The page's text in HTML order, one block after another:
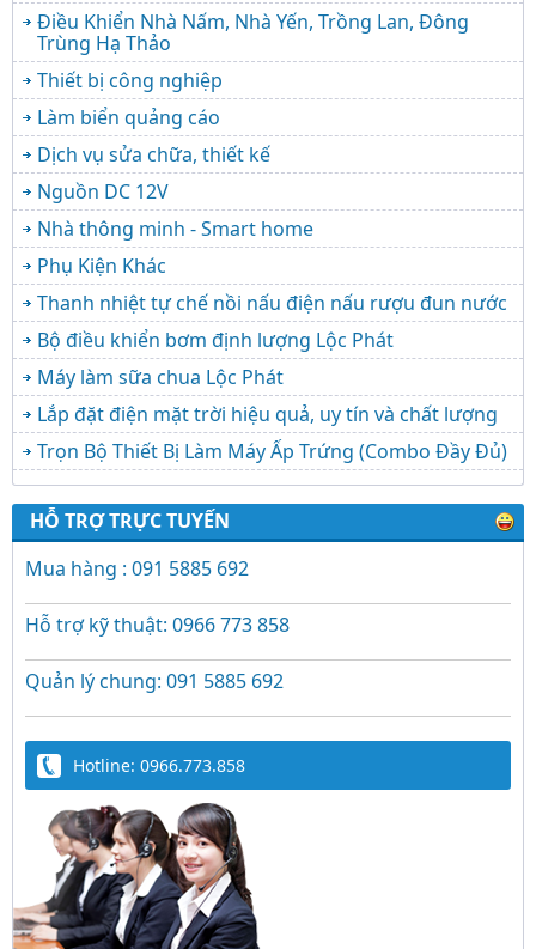
Điều Khiển Nhà Nấm, Nhà Yến, Trồng Lan, Đông
Trùng Hạ Thảo
Thiết bị công nghiệp
Làm biển quảng cáo
Dịch vụ sửa chữa, thiết kế
Nguồn DC 12V
Nhà thông minh - Smart home
Phụ Kiện Khác
Thanh nhiệt tự chế nồi nấu điện nấu rượu đun nước
Bộ điều khiển bơm định lượng Lộc Phát
Máy làm sữa chua Lộc Phát
Lắp đặt điện mặt trời hiệu quả, uy tín và chất lượng
Trọn Bộ Thiết Bị Làm Máy Ấp Trứng (Combo Đầy Đủ)
HỖ TRỢ TRỰC TUYẾN
Mua hàng : 091 5885 692
Hỗ trợ kỹ thuật: 0966 773 858
Quản lý chung: 091 5885 692
Hotline: 0966.773.858
Trứng Giả Lộc Phát Có Nước - Giải Pháp Ấp
Hiệu Quả Cho Gà, Vịt, Bồ Câu